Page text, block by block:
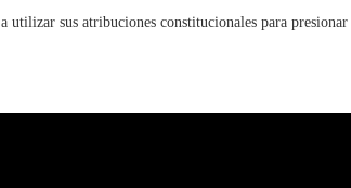
a utilizar sus atribuciones constitucionales para